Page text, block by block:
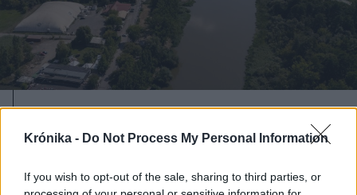
Krónika - Do Not Process My Personal Information
If you wish to opt-out of the sale, sharing to third parties, or
Láthatatlanul apadnak Erdély
egy nyári zivatar